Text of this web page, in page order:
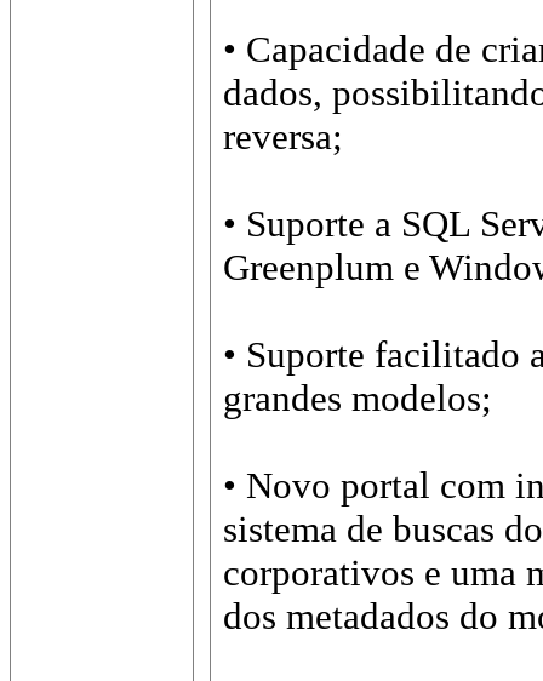
• Capacidade de
dados,
reversa;
• Suporte a SQL
Greenplum e
• Suporte facilitado
grandes modelos;
• Novo portal com
sistema de buscas
corporativos e uma
dos metadados do